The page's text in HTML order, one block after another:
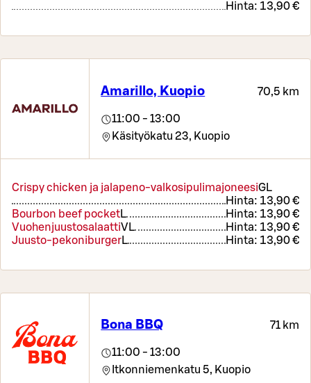
Hinta: 13,90 €
Amarillo, Kuopio 70,5 km
11:00 - 13:00
Käsityökatu 23, Kuopio
Crispy chicken ja jalapeno-valkosipulimajoneesiGL
Hinta: 13,90 €
Bourbon beef pocketL Hinta: 13,90 €
VuohenjuustosalaattiVL Hinta: 13,90 €
Juusto-pekoniburgerL Hinta: 13,90 €
Bona BBQ 71 km
11:00 - 13:00
Itkonniemenkatu 5, Kuopio